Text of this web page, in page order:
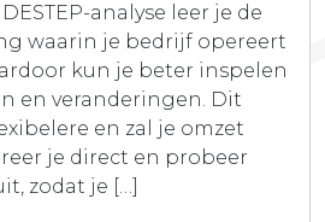
analyse leer je de
waarin je bedrijf opereert
kun je beter inspelen
en veranderingen. Dit
en zal je omzet
je direct en probeer
zodat je […]